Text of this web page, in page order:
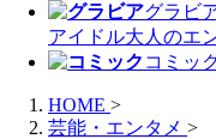
グラビ
アイドル大人のエ
コミッ
HOME >
芸能・エンタメ >